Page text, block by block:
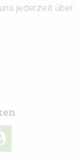
jederzeit über